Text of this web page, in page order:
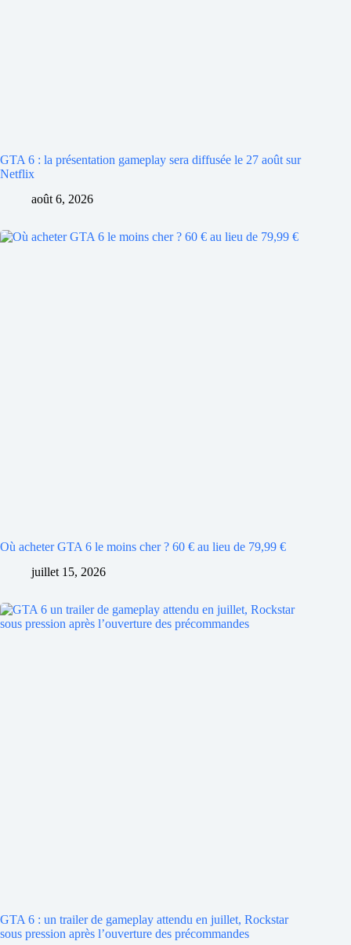
GTA 6 : la présentation gameplay sera diffusée le 27 août sur
Netflix
août 6, 2026
Où acheter GTA 6 le moins cher ? 60 € au lieu de 79,99 €
juillet 15, 2026
GTA 6 : un trailer de gameplay attendu en juillet, Rockstar
sous pression après l’ouverture des précommandes